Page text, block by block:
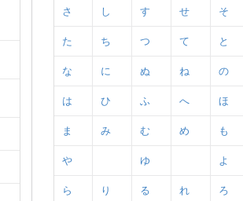
さ し す せ そ
た ち つ て と
な に ぬ ね の
は ひ ふ へ ほ
ま み む め も
や ゆ よ
ら り る れ ろ